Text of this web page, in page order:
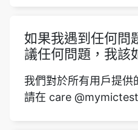
如果我遇到任何問
議任何問題，我該
我們對於所有用戶提供
請在 care @mymictest